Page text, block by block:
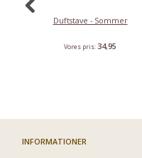
Duftstave - Sommer
Vores pris:34,95
INFORMATIONER